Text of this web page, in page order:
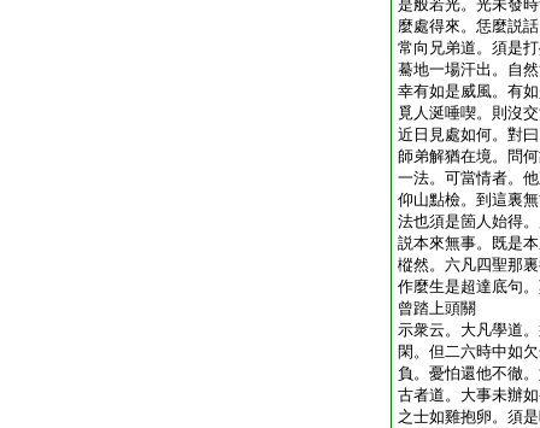
是般若光。光未發
麼處得來。恁麼説
常向兄弟道。須是
驀地一場汗出。自
幸有如是威風。有
覓人涎唾喫。則沒
近日見處如何。對
師弟解猶在境。問
一法。可當情者。
仰山點檢。到這裏
法也須是箇人始得
説本來無事。既是
樅然。六凡四聖那
作麼生是超達底句
曾踏上頭關
示衆云。大凡學道
閑。但二六時中如
負。憂怕還他不徹
古者道。大事未辦
之士如雞抱卵。須